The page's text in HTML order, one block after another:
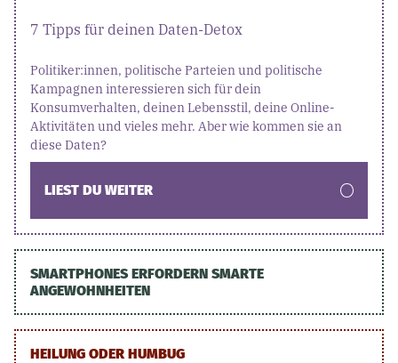
7 Tipps für deinen Daten-Detox
Politiker:innen, politische Parteien und politische
Kampagnen interessieren sich für dein
Konsumverhalten, deinen Lebensstil, deine Online-
Aktivitäten und vieles mehr. Aber wie kommen sie an
diese Daten?
LIEST DU WEITER
SMARTPHONES ERFORDERN SMARTE
ANGEWOHNHEITEN
HEILUNG ODER HUMBUG